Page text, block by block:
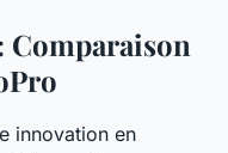
Comparaison
innovation en